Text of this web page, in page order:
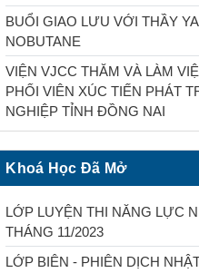
BUỔI GIAO LƯU VỚI THẦY
NOBUTANE
VIỆN VJCC THĂM VÀ LÀM
PHỐI VIÊN XÚC TIẾN PHÁT
NGHIỆP TỈNH ĐỒNG NAI
Khoá Học Đã Mở
LỚP LUYỆN THI NĂNG LỰC
THÁNG 11/2023
LỚP BIÊN - PHIÊN DỊCH